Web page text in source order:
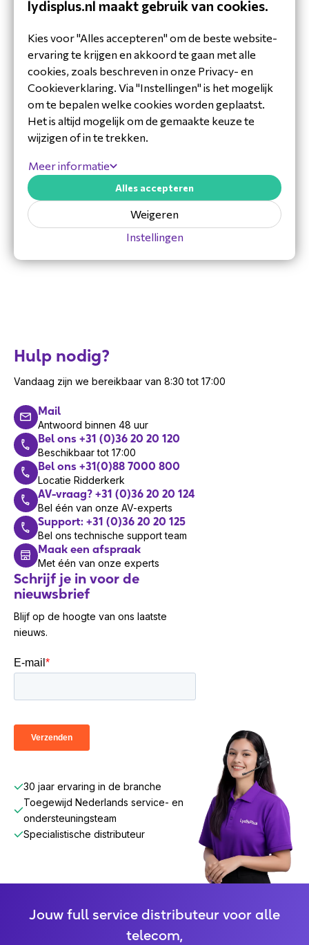
zorgt hiervoor. Daarnaast is de trolley flexibel te
Je bent hierdoor niet gebonden aan één vaste
opstelling.
Specificaties
Geschikt voor touchscreens en flatscreens
De trolley kan maximaal schermen van 90 kg
Gemaakt van aluminium.
Downloads
Datasheet-ErgoXS-TRM18AV84.pdf
Schematische-tekening-ErgoXS-
TRM18AV84.pdf
Hulp nodig?
Vandaag zijn we bereikbaar van 8:30 tot 17:00
Mail
Antwoord binnen 48 uur
Bel ons +31 (0)36 20 20 120
Beschikbaar tot 17:00
Bel ons +31(0)88 7000 800
Locatie Ridderkerk
AV-vraag? +31 (0)36 20 20 124
Bel één van onze AV-experts
Support: +31 (0)36 20 20 125
Bel ons technische support team
Maak een afspraak
Met één van onze experts
Schrijf je in voor de
nieuwsbrief
Blijf op de hoogte van ons laatste
nieuws.
30 jaar ervaring in de branche
Toegewijd Nederlands service- en
ondersteuningsteam
Specialistische distributeur
Jouw full service distributeur voor alle
telecom,
lydisplus.nl maakt gebruik van cookies.
Kies voor "Alles accepteren" om de beste website-
ervaring te krijgen en akkoord te gaan met alle
cookies, zoals beschreven in onze Privacy- en
Cookieverklaring. Via "Instellingen" is het mogelijk
om te bepalen welke cookies worden geplaatst.
Het is altijd mogelijk om de gemaakte keuze te
wijzigen of in te trekken.
Meer informatie
Instellingen
Weigeren
Alles accepteren